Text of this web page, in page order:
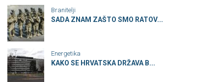
Branitelji
SADA ZNAM ZAŠTO SMO RATOV...
Energetika
KAKO SE HRVATSKA DRŽAVA B...